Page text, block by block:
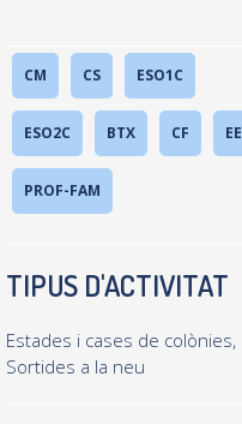
CM CS ESO1C
ESO2C BTX CF EE
PROF-FAM
TIPUS D'ACTIVITAT
Estades i cases de colònies,
Sortides a la neu